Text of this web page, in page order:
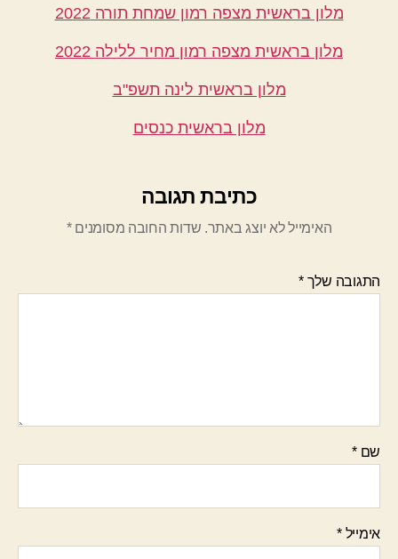
מלון בראשית מצפה רמון שמחת תורה 2022
מלון בראשית מצפה רמון מחיר ללילה 2022
מלון בראשית לינה תשפ"ב
מלון בראשית כנסים
כתיבת תגובה
האימייל לא יוצג באתר. שדות החובה מסומנים*
התגובה שלך*
שם*
אימייל*